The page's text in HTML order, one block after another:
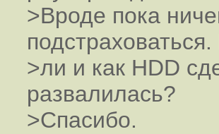
>Вроде пока
>ли и как HDD
развалилась?
>Спасибо.